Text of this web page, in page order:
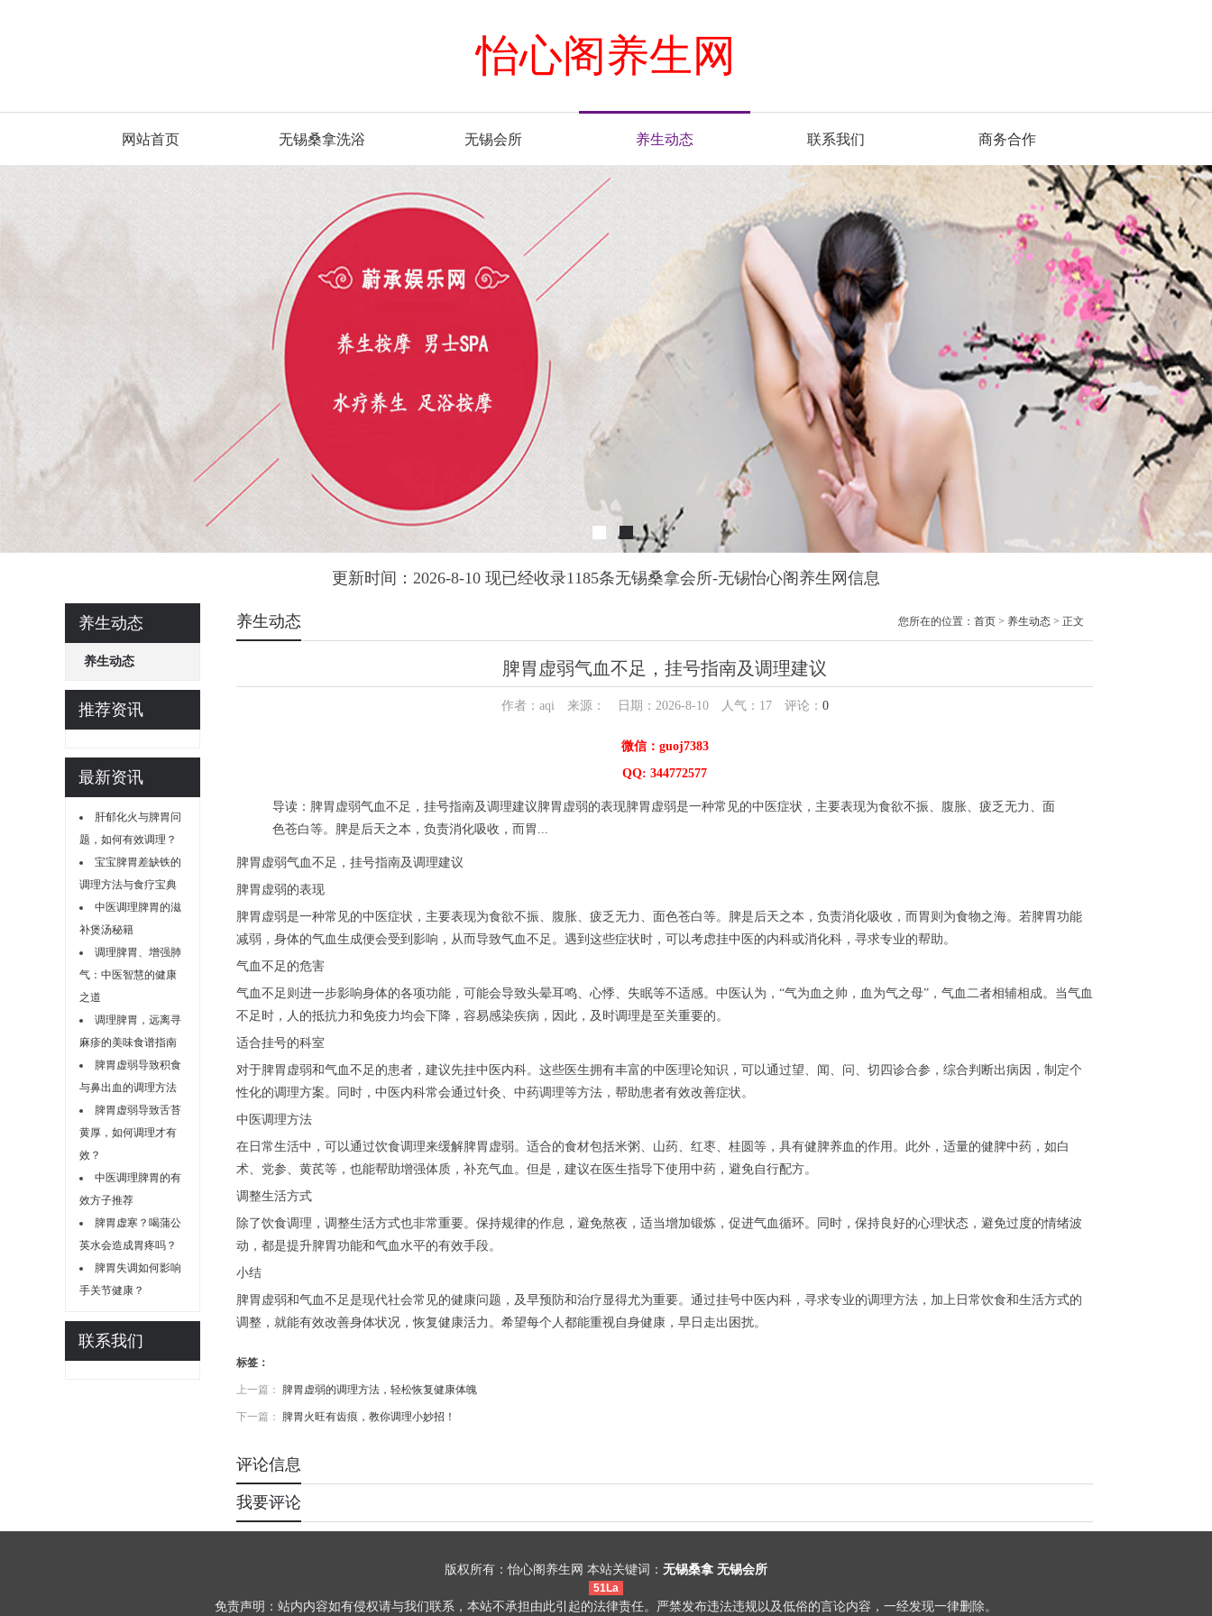
怡心阁养生网
网站首页 无锡桑拿洗浴 无锡会所 养生动态 联系我们 商务合作
更新时间：2026-8-10 现已经收录1185条无锡桑拿会所-无锡怡心阁养生网信息
养生动态
养生动态
推荐资讯
最新资讯
肝郁化火与脾胃问
题，如何有效调理？
宝宝脾胃差缺铁的
调理方法与食疗宝典
中医调理脾胃的滋
补煲汤秘籍
调理脾胃、增强肺
气：中医智慧的健康
之道
调理脾胃，远离寻
麻疹的美味食谱指南
脾胃虚弱导致积食
与鼻出血的调理方法
脾胃虚弱导致舌苔
黄厚，如何调理才有
效？
中医调理脾胃的有
效方子推荐
脾胃虚寒？喝蒲公
英水会造成胃疼吗？
脾胃失调如何影响
手关节健康？
联系我们
养生动态 您所在的位置： 首页 > 养生动态 > 正文
脾胃虚弱气血不足，挂号指南及调理建议
作者：aqi 来源： 日期：2026-8-10 人气： 17评论： 0
微信：guoj7383
QQ: 344772577
导读：脾胃虚弱气血不足，挂号指南及调理建议脾胃虚弱的表现脾胃虚弱是一种常见的中医症状，主要表现为食欲不振、腹胀、疲乏无力、面
色苍白等。脾是后天之本，负责消化吸收，而胃...
脾胃虚弱气血不足，挂号指南及调理建议
脾胃虚弱的表现
脾胃虚弱是一种常见的中医症状，主要表现为食欲不振、腹胀、疲乏无力、面色苍白等。脾是后天之本，负责消化吸收，而胃则为食物之海。若脾胃功能
减弱，身体的气血生成便会受到影响，从而导致气血不足。遇到这些症状时，可以考虑挂中医的内科或消化科，寻求专业的帮助。
气血不足的危害
气血不足则进一步影响身体的各项功能，可能会导致头晕耳鸣、心悸、失眠等不适感。中医认为，“气为血之帅，血为气之母”，气血二者相辅相成。当气血
不足时，人的抵抗力和免疫力均会下降，容易感染疾病，因此，及时调理是至关重要的。
适合挂号的科室
对于脾胃虚弱和气血不足的患者，建议先挂中医内科。这些医生拥有丰富的中医理论知识，可以通过望、闻、问、切四诊合参，综合判断出病因，制定个
性化的调理方案。同时，中医内科常会通过针灸、中药调理等方法，帮助患者有效改善症状。
中医调理方法
在日常生活中，可以通过饮食调理来缓解脾胃虚弱。适合的食材包括米粥、山药、红枣、桂圆等，具有健脾养血的作用。此外，适量的健脾中药，如白
术、党参、黄芪等，也能帮助增强体质，补充气血。但是，建议在医生指导下使用中药，避免自行配方。
调整生活方式
除了饮食调理，调整生活方式也非常重要。保持规律的作息，避免熬夜，适当增加锻炼，促进气血循环。同时，保持良好的心理状态，避免过度的情绪波
动，都是提升脾胃功能和气血水平的有效手段。
小结
脾胃虚弱和气血不足是现代社会常见的健康问题，及早预防和治疗显得尤为重要。通过挂号中医内科，寻求专业的调理方法，加上日常饮食和生活方式的
调整，就能有效改善身体状况，恢复健康活力。希望每个人都能重视自身健康，早日走出困扰。
标签：
上一篇： 脾胃虚弱的调理方法，轻松恢复健康体魄
下一篇： 脾胃火旺有齿痕，教你调理小妙招！
评论信息
我要评论
版权所有：怡心阁养生网 本站关键词： 无锡桑拿 无锡会所
51La
免责声明：站内内容如有侵权请与我们联系，本站不承担由此引起的法律责任。严禁发布违法违规以及低俗的言论内容，一经发现一律删除。